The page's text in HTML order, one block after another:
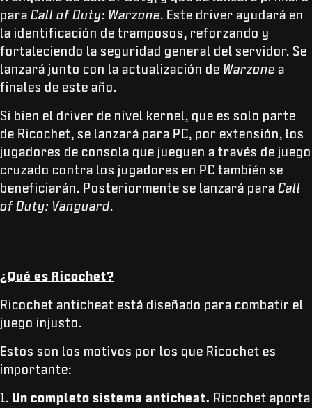
para Call of Duty: Warzone. Este driver ayudará en
la identificación de tramposos, reforzando y
fortaleciendo la seguridad general del servidor. Se
lanzará junto con la actualización de Warzone a
finales de este año.
Si bien el driver de nivel kernel, que es solo parte
de Ricochet, se lanzará para PC, por extensión, los
jugadores de consola que jueguen a través de juego
cruzado contra los jugadores en PC también se
beneficiarán. Posteriormente se lanzará para Call
of Duty: Vanguard.
¿Qué es Ricochet?
Ricochet anticheat está diseñado para combatir el
juego injusto.
Estos son los motivos por los que Ricochet es
importante:
1. Un completo sistema anticheat. Ricochet aporta